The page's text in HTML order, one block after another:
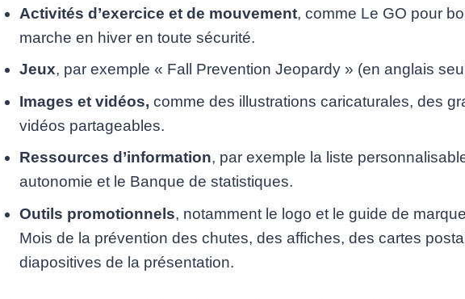
Activités d’exercice et de mouvement, comme Le GO pour
marche en hiver en toute sécurité.
Jeux, par exemple « Fall Prevention Jeopardy » (en anglais
Images et vidéos, comme des illustrations caricaturales, des
vidéos partageables.
Ressources d’information, par exemple la liste
autonomie et le Banque de statistiques.
Outils promotionnels, notamment le logo et le guide de
Mois de la prévention des chutes, des affiches, des cartes
diapositives de la présentation.